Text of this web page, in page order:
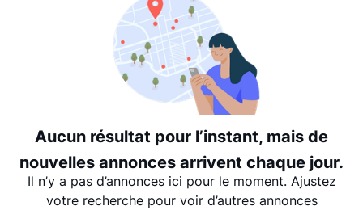
Date: les plus anciens d’abord
Aucun résultat pour l’instant, mais de
nouvelles annonces arrivent chaque jour.
Il n’y a pas d’annonces ici pour le moment. Ajustez
votre recherche pour voir d’autres annonces